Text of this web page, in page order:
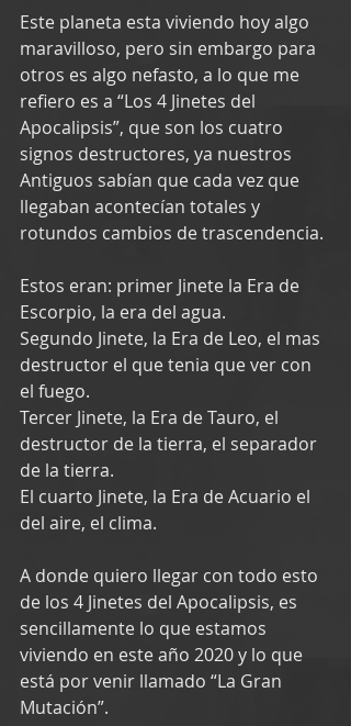
Este planeta esta viviendo hoy algo
maravilloso, pero sin embargo para
otros es algo nefasto, a lo que me
refiero es a “Los 4 Jinetes del
Apocalipsis”, que son los cuatro
signos destructores, ya nuestros
Antiguos sabían que cada vez que
llegaban acontecían totales y
rotundos cambios de trascendencia.
Estos eran: primer Jinete la Era de
Escorpio, la era del agua.
Segundo Jinete, la Era de Leo, el mas
destructor el que tenia que ver con
el fuego.
Tercer Jinete, la Era de Tauro, el
destructor de la tierra, el separador
de la tierra.
El cuarto Jinete, la Era de Acuario el
del aire, el clima.
A donde quiero llegar con todo esto
de los 4 Jinetes del Apocalipsis, es
sencillamente lo que estamos
viviendo en este año 2020 y lo que
está por venir llamado “La Gran
Mutación”.